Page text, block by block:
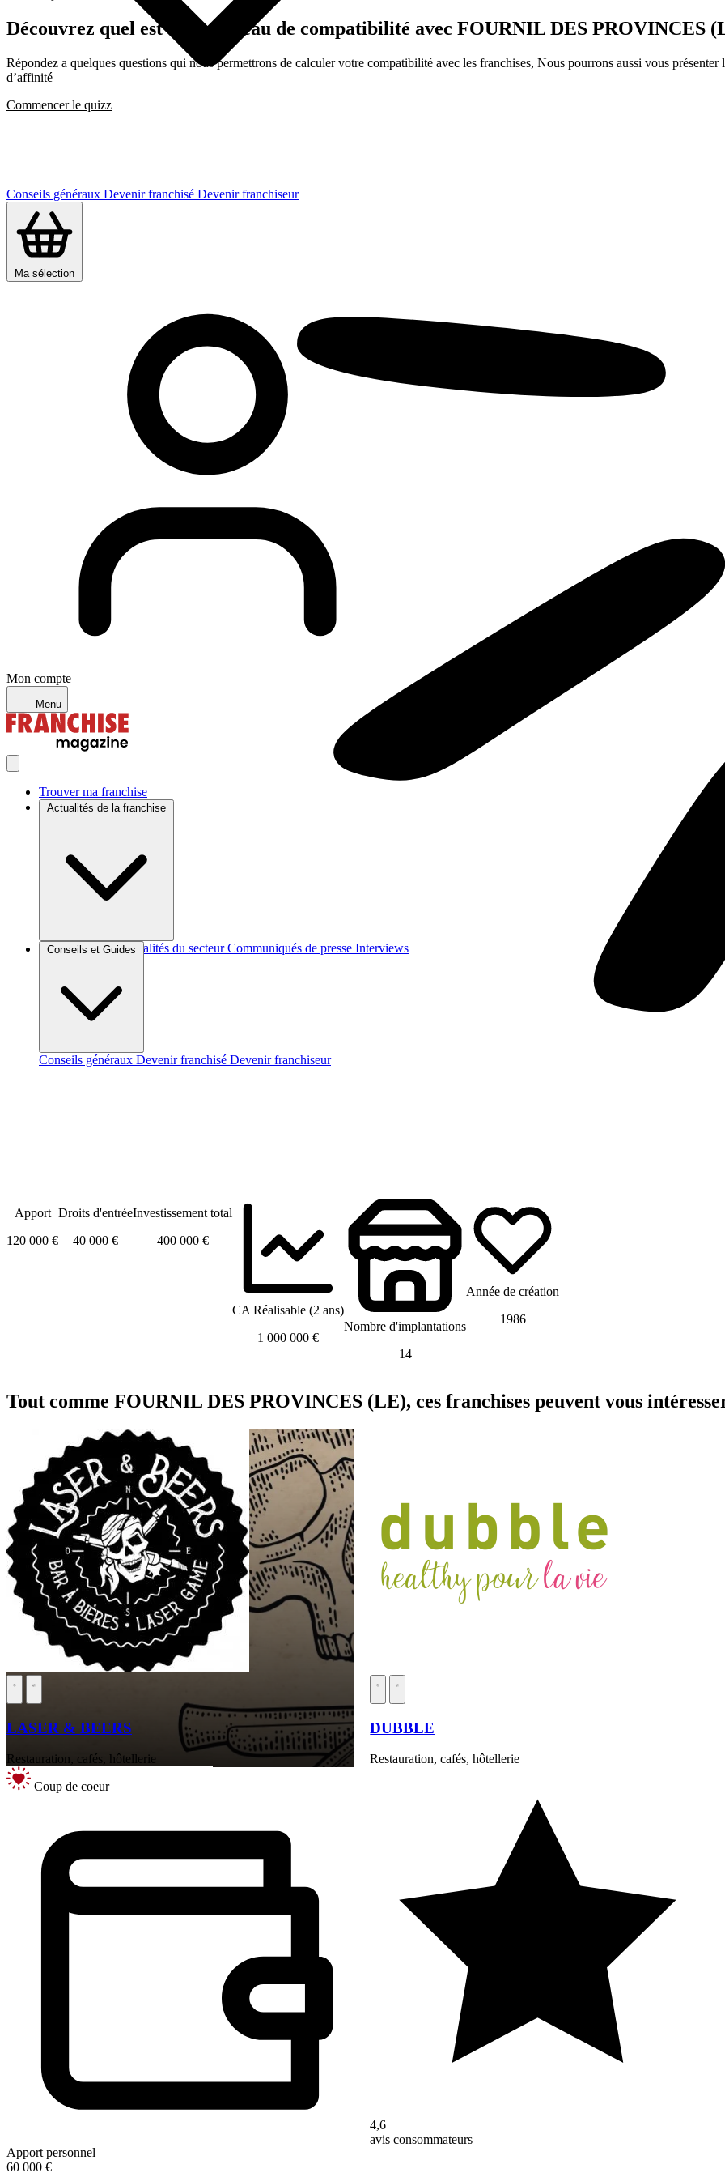
Conseils généraux Devenir franchisé Devenir franchiseur
Ma sélection
Mon compte
Menu
Trouver ma franchise
Actualités de la franchise
Brèves et actus Actualités du secteur Communiqués de presse Interviews
Conseils et Guides
Conseils généraux Devenir franchisé Devenir franchiseur
Découvrez quel est votre niveau de compatibilité avec FOURNIL DES PROVINCES
Répondez a quelques questions qui nous permettrons de calculer votre compatibilité avec les franchises, Nous pourrons aussi vous
d’affinité
Commencer le quizz
Apport
120 000 €
Droits d'entrée
40 000 €
Investissement total
400 000 €
CA Réalisable (2 ans)
1 000 000 €
Nombre d'implantations
14
Année de création
1986
Tout comme FOURNIL DES PROVINCES (LE), ces franchises peuvent vous
LASER & BEERS
Restauration, cafés, hôtellerie
Coup de coeur
Apport personnel
60 000 €
DUBBLE
Restauration, cafés, hôtellerie
4,6
avis consommateurs